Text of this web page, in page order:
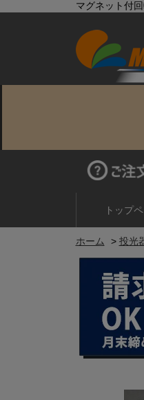
マグネット付
トップ
ホーム > 投光